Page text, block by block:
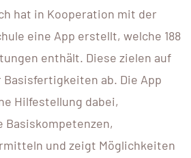
hat in Kooperation mit der
eine App erstellt, welche 188
enthält. Diese zielen auf
ab. Die App
Hilfestellung dabei,
und zeigt Möglichkeiten